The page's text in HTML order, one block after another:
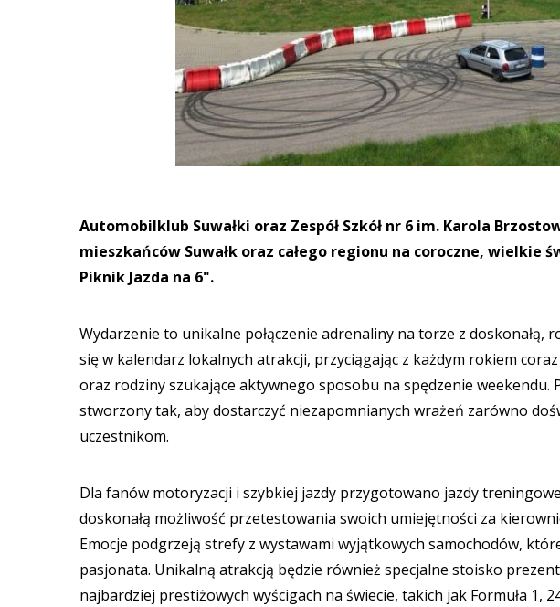
Automobilklub Suwałki oraz Zespół Szkół nr 6 im. Karola
mieszkańców Suwałk oraz całego regionu na coroczne, wielkie
Piknik Jazda na 6".
Wydarzenie to unikalne połączenie adrenaliny na torze z doskonałą,
się w kalendarz lokalnych atrakcji, przyciągając z każdym rokiem
oraz rodziny szukające aktywnego sposobu na spędzenie weekendu.
stworzony tak, aby dostarczyć niezapomnianych wrażeń zarówno
uczestnikom.
Dla fanów motoryzacji i szybkiej jazdy przygotowano jazdy
doskonałą możliwość przetestowania swoich umiejętności za
Emocje podgrzeją strefy z wystawami wyjątkowych samochodów,
pasjonata. Unikalną atrakcją będzie również specjalne stoisko
najbardziej prestiżowych wyścigach na świecie, takich jak Formuła 1,